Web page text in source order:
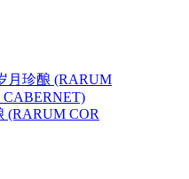
月珍酿 (RARUM
(RARUM COR